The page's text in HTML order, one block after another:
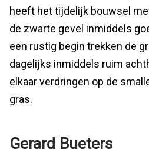
heeft het tijdelijk bouwsel
de zwarte gevel inmiddels
een rustig begin trekken de
dagelijks inmiddels ruim
elkaar verdringen op de
gras.
Gerard Bueters